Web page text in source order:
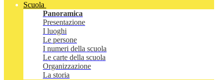
Scuola
Panoramica
Presentazione
I luoghi
Le persone
I numeri della scuola
Le carte della scuola
Organizzazione
La storia